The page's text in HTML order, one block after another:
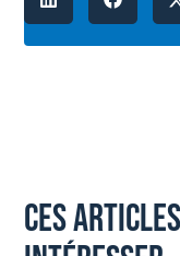
ces